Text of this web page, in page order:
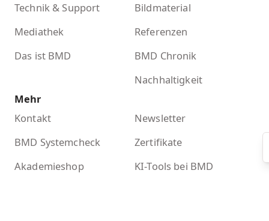
Technik & Support
Mediathek
Das ist BMD
Bildmaterial
Referenzen
BMD Chronik
Nachhaltigkeit
Mehr
Kontakt
Newsletter
BMD Systemcheck
Zertifikate
Akademieshop
KI-Tools bei BMD